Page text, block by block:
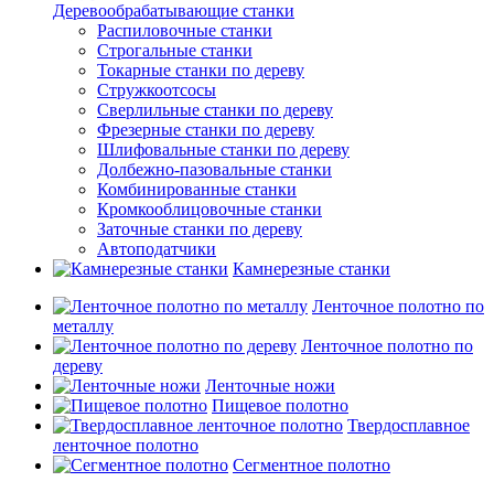
Деревообрабатывающие станки
Распиловочные станки
Строгальные станки
Токарные станки по дереву
Стружкоотсосы
Сверлильные станки по дереву
Фрезерные станки по дереву
Шлифовальные станки по дереву
Долбежно-пазовальные станки
Комбинированные станки
Кромкооблицовочные станки
Заточные станки по дереву
Автоподатчики
Камнерезные станки
Ленточное полотно по
металлу
Ленточное полотно по
дереву
Ленточные ножи
Пищевое полотно
Твердосплавное
ленточное полотно
Сегментное полотно